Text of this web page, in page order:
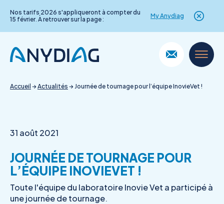
Nos tarifs 2026 s'appliqueront à compter du
15 février. À retrouver sur la page :
My Anydiag
content
Accueil →Actualités →Journée de tournage pour l’équipe InovieVet !
31 août 2021
JOURNÉE DE TOURNAGE POUR
L’ÉQUIPE INOVIEVET !
Toute l'équipe du laboratoire Inovie Vet a participé à
une journée de tournage.